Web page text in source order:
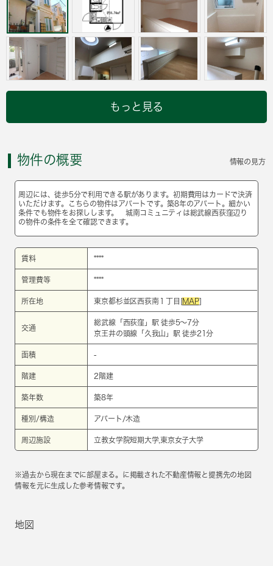
もっと見る
物件の概要 情報の見方
周辺には、徒歩5分で利用できる駅があります。初期費用はカードで決済
いただけます。こちらの物件はアパートです。築8年のアパート。細かい
条件でも物件をお探しします。 城南コミュニティは総武線西荻窪辺り
の物件の条件を全て確認できます。
賃料 ****
管理費等 ****
所在地 東京都杉並区西荻南１丁目[ MAP]
交通
総武線 「 西荻窪 」駅 徒歩5～7分
京王井の頭線 「 久我山 」駅 徒歩21分
面積 -
階建 2階建
築年数 築8年
種別/構造 アパート/木造
周辺施設 立教女学院短期大学,東京女子大学
※過去から現在までに部屋まる。に掲載された不動産情報と提携先の地図
情報を元に生成した参考情報です。
地図